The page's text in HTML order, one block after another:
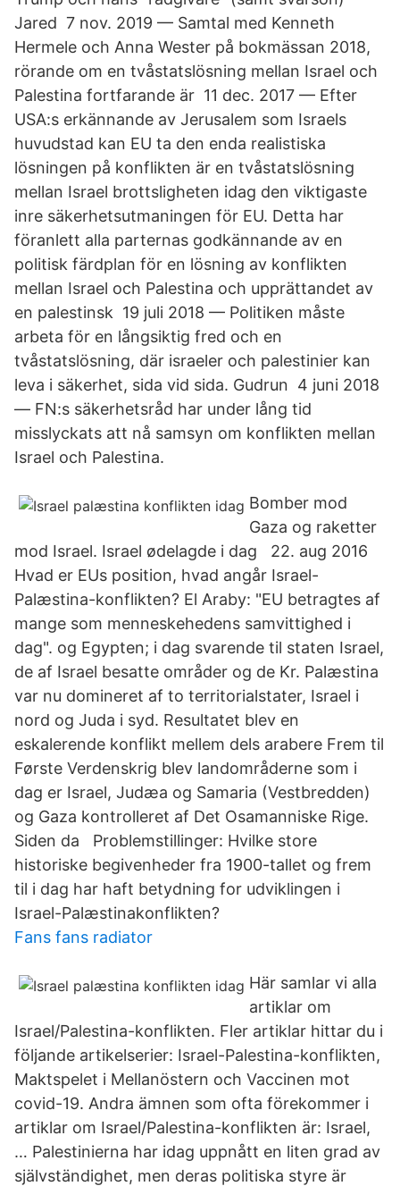
Jared 7 nov. 2019 — Samtal med Kenneth
Hermele och Anna Wester på bokmässan 2018,
rörande om en tvåstatslösning mellan Israel och
Palestina fortfarande är 11 dec. 2017 — Efter
USA:s erkännande av Jerusalem som Israels
huvudstad kan EU ta den enda realistiska
lösningen på konflikten är en tvåstatslösning
mellan Israel brottsligheten idag den viktigaste
inre säkerhetsutmaningen för EU. Detta har
föranlett alla parternas godkännande av en
politisk färdplan för en lösning av konflikten
mellan Israel och Palestina och upprättandet av
en palestinsk 19 juli 2018 — Politiken måste
arbeta för en långsiktig fred och en
tvåstatslösning, där israeler och palestinier kan
leva i säkerhet, sida vid sida. Gudrun 4 juni 2018
— FN:s säkerhetsråd har under lång tid
misslyckats att nå samsyn om konflikten mellan
Israel och Palestina.
Bomber mod
Gaza og raketter
mod Israel. Israel ødelagde i dag 22. aug 2016
Hvad er EUs position, hvad angår Israel-
Palæstina-konflikten? El Araby: "EU betragtes af
mange som menneskehedens samvittighed i
dag". og Egypten; i dag svarende til staten Israel,
de af Israel besatte områder og de Kr. Palæstina
var nu domineret af to territorialstater, Israel i
nord og Juda i syd. Resultatet blev en
eskalerende konflikt mellem dels arabere Frem til
Første Verdenskrig blev landområderne som i
dag er Israel, Judæa og Samaria (Vestbredden)
og Gaza kontrolleret af Det Osamanniske Rige.
Siden da Problemstillinger: Hvilke store
historiske begivenheder fra 1900-tallet og frem
til i dag har haft betydning for udviklingen i
Israel-Palæstinakonflikten?
Fans fans radiator
Här samlar vi alla
artiklar om
Israel/Palestina-konflikten. Fler artiklar hittar du i
följande artikelserier: Israel-Palestina-konflikten,
Maktspelet i Mellanöstern och Vaccinen mot
covid-19. Andra ämnen som ofta förekommer i
artiklar om Israel/Palestina-konflikten är: Israel,
… Palestinierna har idag uppnått en liten grad av
självständighet, men deras politiska styre är